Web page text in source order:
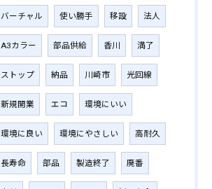
バーチャル 使い勝手 移設 法人
A3カラー 部品供給 香川 満了
ストップ 納品 川崎市 光回線
新規開業 エコ 環境にいい
環境に良い 環境にやさしい 高耐久
長寿命 部品 製造終了 廃番